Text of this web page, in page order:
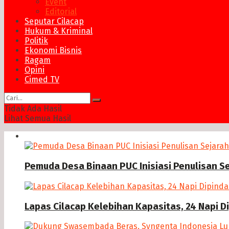
Event
Editorial
Seputar Cilacap
Hukum & Kriminal
Politik
Ekonomi Bisnis
Ragam
Opini
Cimed TV
Tidak Ada Hasil
Lihat Semua Hasil
Pemuda Desa Binaan PUC Inisiasi Penulisan
Lapas Cilacap Kelebihan Kapasitas, 24 Napi